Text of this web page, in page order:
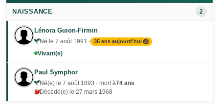
NAISSANCE 2
Lénora Guion-Firmin
Né le 7 août 1991 · 35 ans aujourd'hui 🎂
Vivant(e)
Paul Symphor
Né(e) le 7 août 1893 · mort à74 ans
Décédé(e) le 27 mars 1968